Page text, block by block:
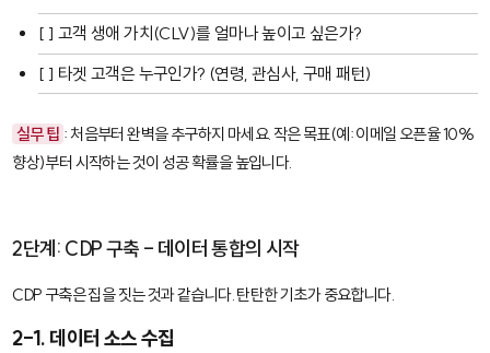
[ ] 고객 생애 가치(CLV)를 얼마나 높이고 싶은가?
[ ] 타겟 고객은 누구인가? (연령, 관심사, 구매 패턴)
실무 팁 : 처음부터 완벽을 추구하지 마세요. 작은 목표(예: 이메일 오픈율 10%
향상)부터 시작하는 것이 성공 확률을 높입니다.
2단계: CDP 구축 - 데이터 통합의 시작
CDP 구축은 집을 짓는 것과 같습니다. 탄탄한 기초가 중요합니다.
2-1. 데이터 소스 수집